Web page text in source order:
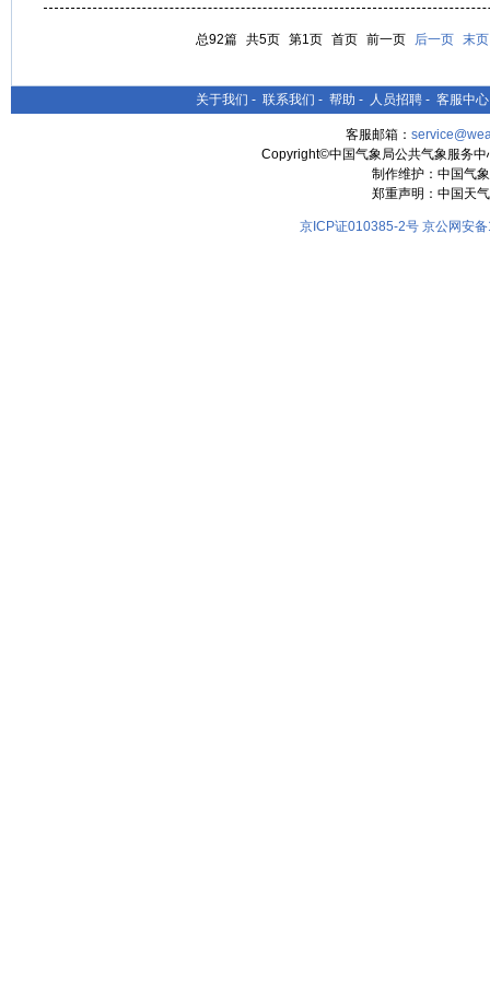
总92篇 共5页 第1页 首页 前一页 后一页 末页
关于我们 - 联系我们 - 帮助 - 人员招聘 - 客服中心
客服邮箱：
Copyright©中国气象局公共气象服务
制作维护：中国气
郑重声明：中国天
京ICP证010385-2号 京公网安